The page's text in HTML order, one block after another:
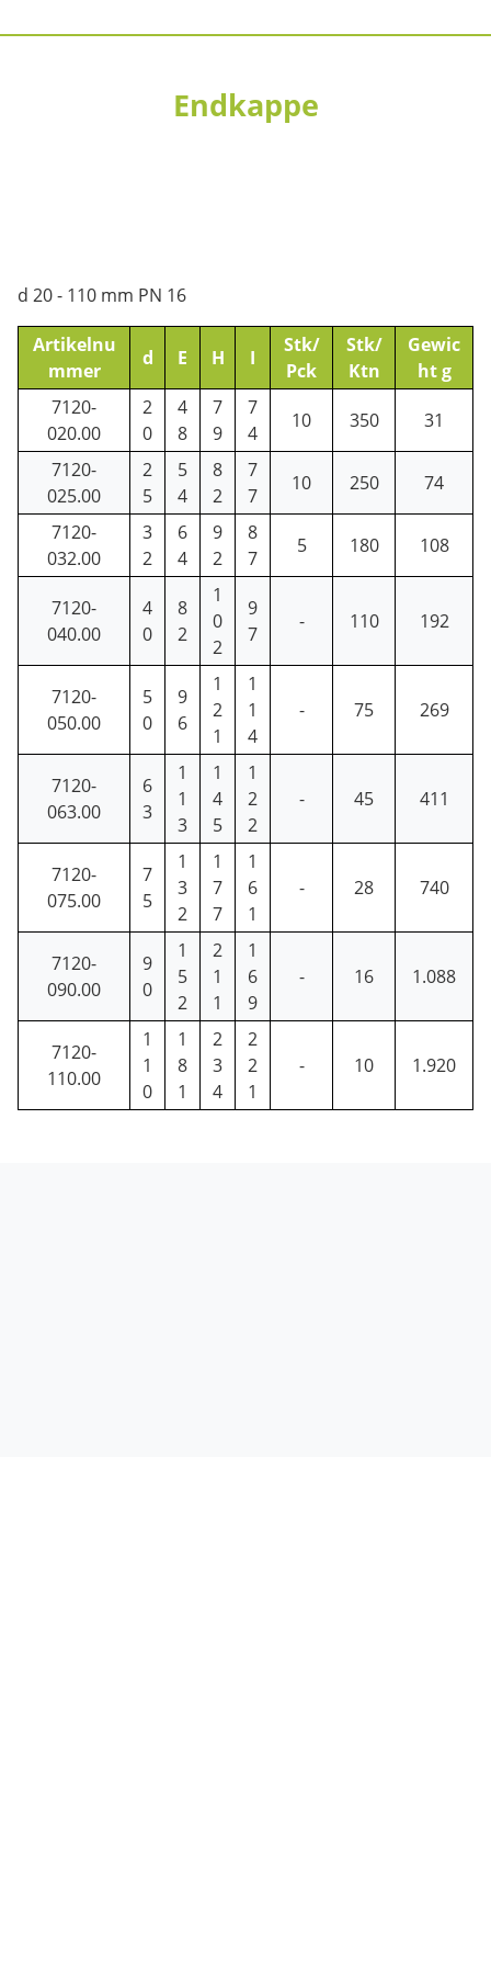
Endkappe
d 20 - 110 mm PN 16
Artikelnu
mmer
d E H I
Stk/
Pck
Stk/
Ktn
Gewic
ht g
7120-
020.00
2
0
4
8
7
9
7
4
10 350 31
7120-
025.00
2
5
5
4
8
2
7
7
10 250 74
7120-
032.00
3
2
6
4
9
2
8
7
5 180 108
7120-
040.00
4
0
8
2
1
0
2
9
7
- 110 192
7120-
050.00
5
0
9
6
1
2
1
1
1
4
- 75 269
7120-
063.00
6
3
1
1
3
1
4
5
1
2
2
- 45 411
7120-
075.00
7
5
1
3
2
1
7
7
1
6
1
- 28 740
7120-
090.00
9
0
1
5
2
2
1
1
1
6
9
- 16 1.088
7120-
110.00
1
1
0
1
8
1
2
3
4
2
2
1
- 10 1.920